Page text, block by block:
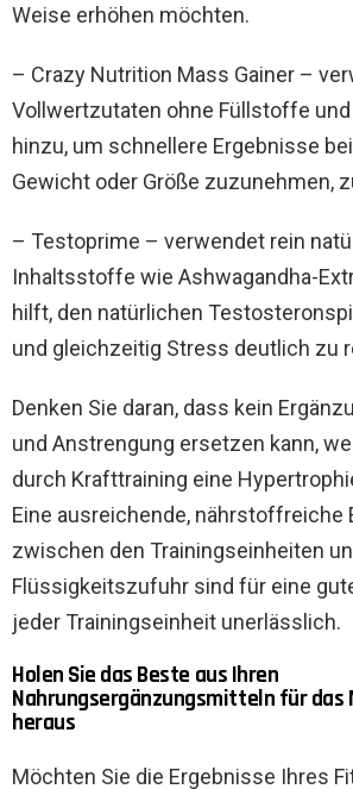
Weise erhöhen möchten.
– Crazy Nutrition Mass Gainer –
Vollwertzutaten ohne Füllstoffe
hinzu, um schnellere Ergebnisse
Gewicht oder Größe zuzunehmen,
– Testoprime – verwendet rein
Inhaltsstoffe wie Ashwagandha-
hilft, den natürlichen
und gleichzeitig Stress deutlich zu
Denken Sie daran, dass kein
und Anstrengung ersetzen kann,
durch Krafttraining eine
Eine ausreichende, nährstoffreiche
zwischen den Trainingseinheiten
Flüssigkeitszufuhr sind für eine
jeder Trainingseinheit unerlässlich.
Holen Sie das Beste aus Ihren
Nahrungsergänzungsmitteln für das
heraus
Möchten Sie die Ergebnisse Ihres